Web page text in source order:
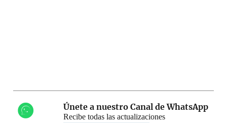
Únete a nuestro Canal de WhatsApp
Recibe todas las actualizaciones